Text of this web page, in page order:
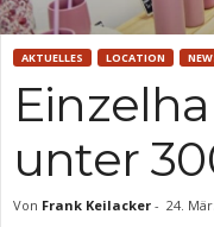
AKTUELLES LOCATION
unter
Von Frank Keilacker - 24.